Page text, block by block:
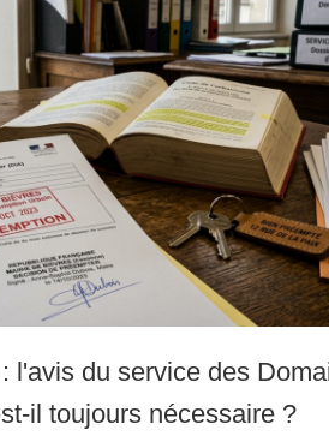
l'avis du service des
il toujours nécessaire ?